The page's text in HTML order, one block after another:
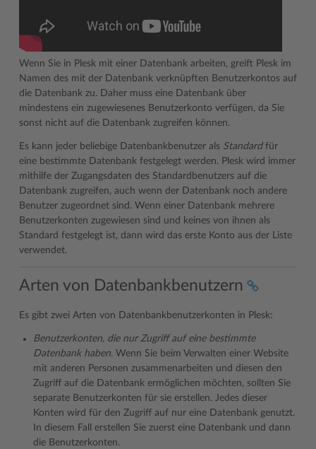
Wenn Sie in Plesk mit einer Datenbank arbeiten, greift Plesk im
Namen des mit der Datenbank verknüpften Benutzerkontos auf
die Datenbank zu. Daher muss eine Datenbank über
mindestens ein zugewiesenes Benutzerkonto verfügen, da Sie
sonst nicht auf die Datenbank zugreifen können.
Es kann jeder beliebige Datenbankbenutzer als Standardfür
eine bestimmte Datenbank festgelegt werden. Plesk wird immer
mithilfe der Zugangsdaten des Standardbenutzers auf die
Datenbank zugreifen, auch wenn der Datenbank noch andere
Benutzer zugeordnet sind. Wenn einer Datenbank mehrere
Benutzerkonten zugewiesen sind und keines von ihnen als
Standard festgelegt ist, dann wird das erste Konto aus der Liste
verwendet.
Arten von Datenbankbenutzern
Es gibt zwei Arten von Datenbankbenutzerkonten in Plesk:
Benutzerkonten, die nur Zugriff auf eine bestimmte
Datenbank haben. Wenn Sie beim Verwalten einer Website
mit anderen Personen zusammenarbeiten und diesen den
Zugriff auf die Datenbank ermöglichen möchten, sollten Sie
separate Benutzerkonten für sie erstellen. Jedes dieser
Konten wird für den Zugriff auf nur eine Datenbank genutzt.
In diesem Fall erstellen Sie zuerst eine Datenbank und dann
die Benutzerkonten.